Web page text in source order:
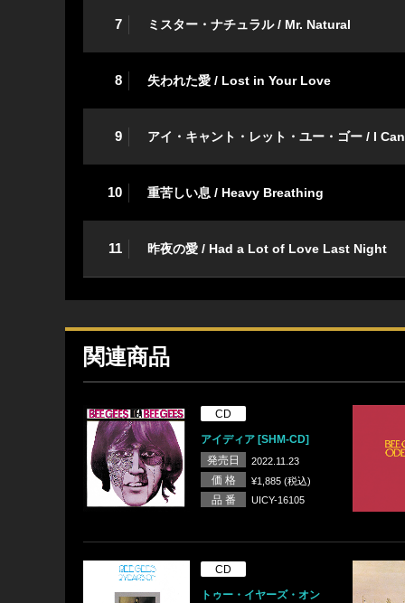
7 ミスター・ナチュラル / Mr. Natural
8 失われた愛 / Lost in Your Love
9 アイ・キャント・レット・ユー・ゴー / I
10 重苦しい息 / Heavy Breathing
11 昨夜の愛 / Had a Lot of Love Last Night
関連商品
CD
アイディア [SHM-CD]
発売日
2022.11.23
価 格 ¥1,885 (税込)
品 番 UICY-16105
CD
トゥー・イヤーズ・オン